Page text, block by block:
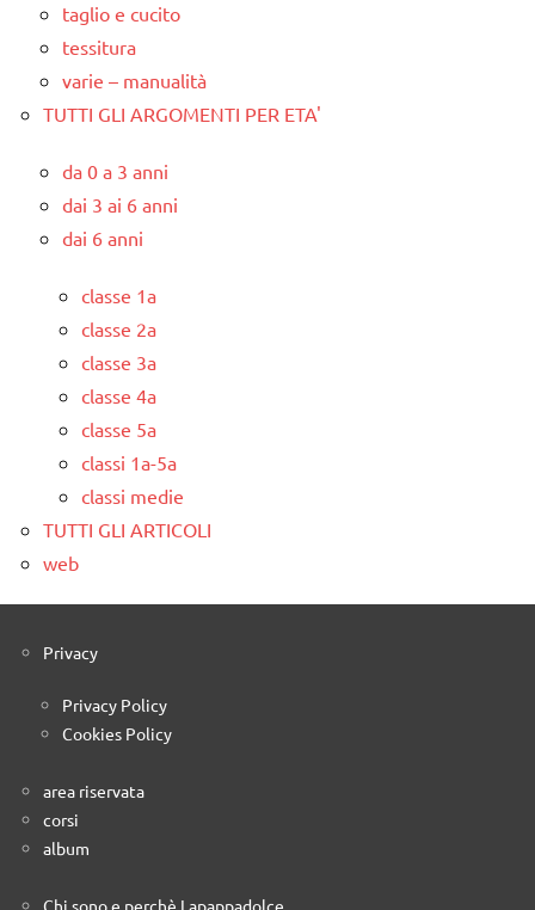
taglio e cucito
tessitura
varie – manualità
TUTTI GLI ARGOMENTI PER ETA'
da 0 a 3 anni
dai 3 ai 6 anni
dai 6 anni
classe 1a
classe 2a
classe 3a
classe 4a
classe 5a
classi 1a-5a
classi medie
TUTTI GLI ARTICOLI
web
Privacy
Privacy Policy
Cookies Policy
area riservata
corsi
album
Chi sono e perchè Lapappadolce